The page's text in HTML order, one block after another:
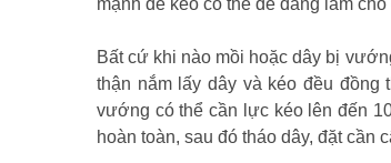
Bất cứ khi nào mồi hoặc dây bị
thận nắm lấy dây và kéo đều đồng
vướng có thể cần lực kéo lên đến
hoàn toàn, sau đó tháo dây, đặt